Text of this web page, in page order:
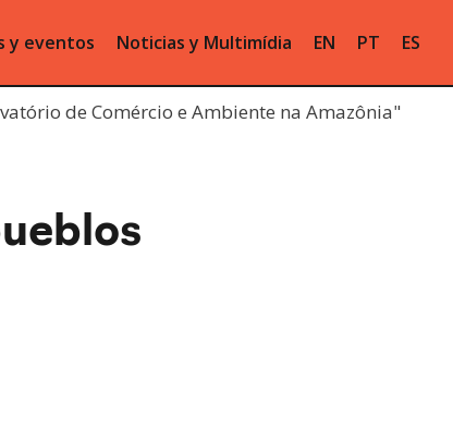
y eventos Noticias y Multimídia EN PT ES
de Comércio e Ambiente na Amazônia"